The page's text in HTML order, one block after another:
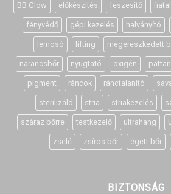
BB Glow előkészítés feszesítő
fényvédő gépi kezelés halványító
lemosó lifting megereszkedett
narancsbőr nyugtató oxigén
pigment ráncok ránctalanító
sterilizáló stria striakezelés
száraz bőrre testkezelő ultrahang
zselé zsíros bőr égett bőr
BIZTONSÁG